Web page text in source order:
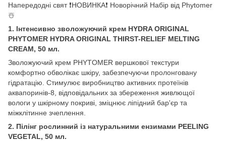
Напередодні свят ❗️НОВИНКА❗️ Новорічний Набір від Phytomer
☃️
1. Інтенсивно зволожуючий крем HYDRA ORIGINAL
PHYTOMER HYDRA ORIGINAL THIRST-RELIEF MELTING
CREAM, 50 мл.
Зволожуючий крем PHYTOMER вершкової текстури
комфортно обволікає шкіру, забезпечуючи пролонговану
гідратацію. Стимулює виробництво активних протеїнів
аквапоринів-8, відповідальних за збереження живлющої
вологи у шкірному покриві, зміцнює ліпідний бар'єр та
міжклітинне зчеплення.
2. Пілінг рослинний із натуральними ензимами PEELING
VEGETAL, 50 мл.